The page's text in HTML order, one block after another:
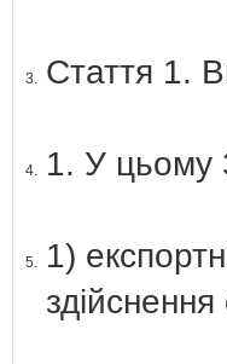
3. Стаття 1.
4. 1. У цьому
5.
1)